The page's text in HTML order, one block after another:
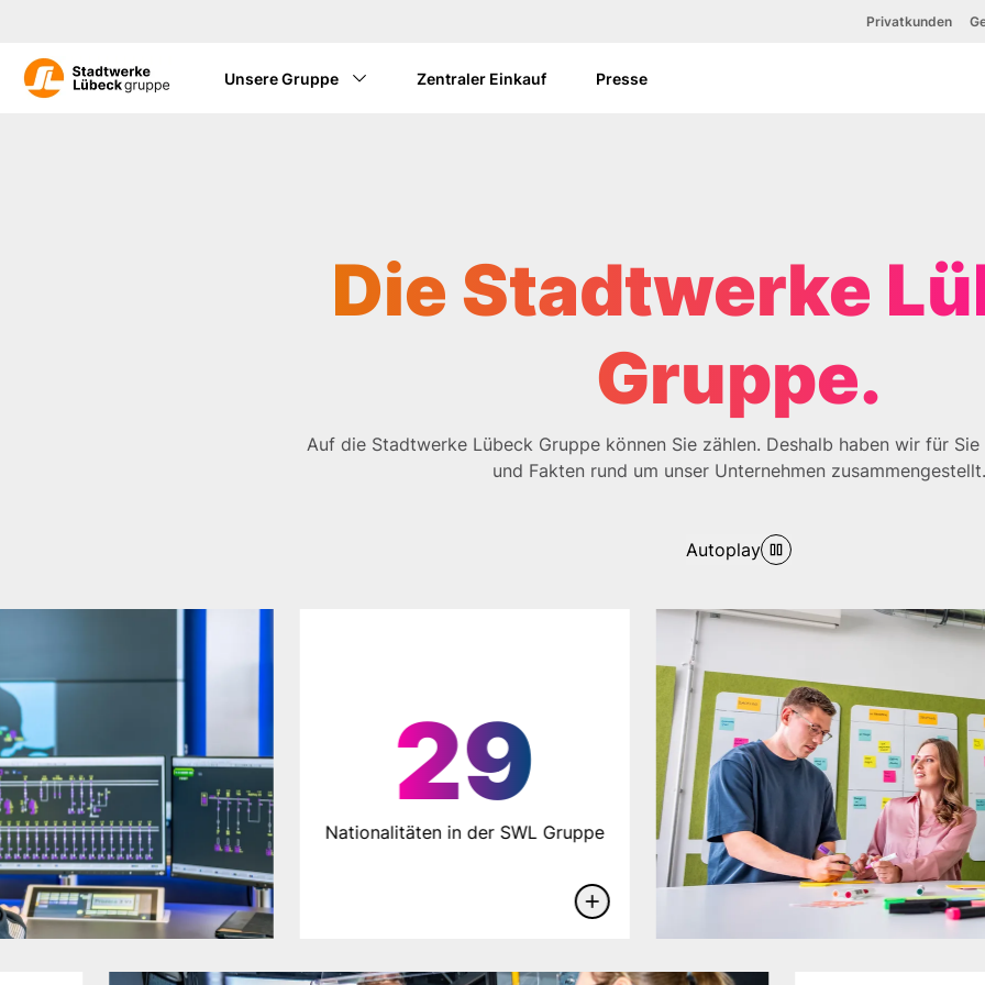
Privatkunden
Unsere Gruppe Zentraler Einkauf Presse
Die Stadtwerke
Gruppe.
Auf die Stadtwerke Lübeck Gruppe können Sie zählen. Deshalb haben wir für
und Fakten rund um unser Unternehmen zusammengestellt.
Autoplay
29
Nationalitäten in der SWL Gruppe